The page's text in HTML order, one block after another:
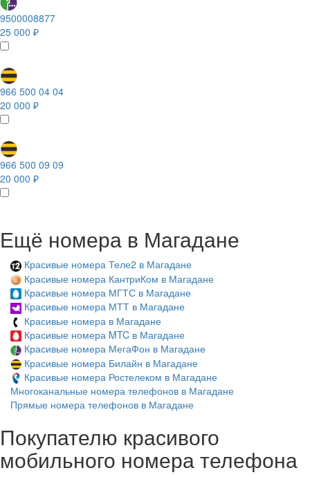
9500008877
25 000 ₽
966 500 04 04
20 000 ₽
966 500 09 09
20 000 ₽
Ещё номера в Магадане
Красивые номера Теле2 в Магадане
Красивые номера КантриКом в Магадане
Красивые номера МГТС в Магадане
Красивые номера МТТ в Магадане
Красивые номера в Магадане
Красивые номера MTC в Магадане
Красивые номера МегаФон в Магадане
Красивые номера Билайн в Магадане
Красивые номера Ростелеком в Магадане
Многоканальные номера телефонов в Магадане
Прямые номера телефонов в Магадане
Покупателю красивого
мобильного номера телефона